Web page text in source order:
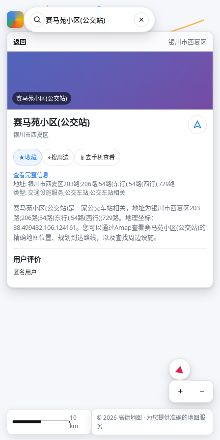
返回 银川市西夏区
赛马苑小区(公交站)
赛马苑小区(公交站)
银川市西夏区
★收藏 ⌖搜周边 📱 去手机查看
查看完整信息
地址: 银川市西夏区203路;206路;54路(东行);54路(西行);729路
类型: 交通设施服务;公交车站;公交车站相关
赛马苑小区(公交站)是一家公交车站相关，地址为银川市西夏区203
路;206路;54路(东行);54路(西行);729路。地理坐标：
38.499432,106.124161。您可以通过Amap查看赛马苑小区(公交站)的
精确地图位置、规划到达路线，以及查找周边设施。
用户评价
匿名用户
+ −
10
km
© 2026 高德地图 · 为您提供准确的地图服
务